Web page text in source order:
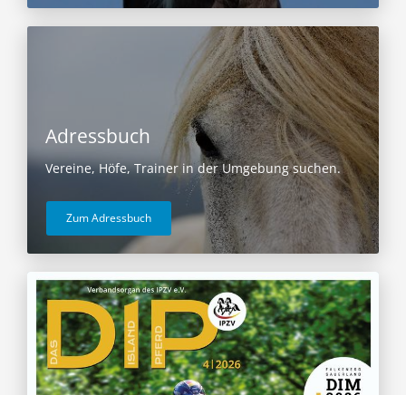
Adressbuch
Vereine, Höfe, Trainer in der Umgebung suchen.
Zum Adressbuch